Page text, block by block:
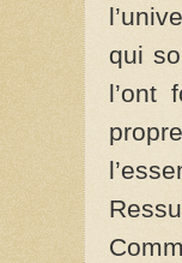
qui
l’ont